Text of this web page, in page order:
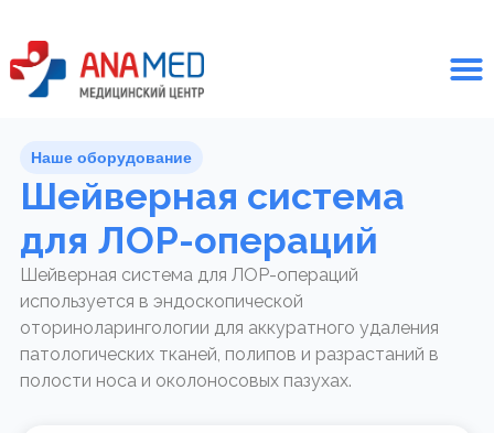
Наше оборудование
Шейверная система
для ЛОР-операций
Шейверная система для ЛОР-операций
используется в эндоскопической
оториноларингологии для аккуратного удаления
патологических тканей, полипов и разрастаний в
полости носа и околоносовых пазухах.